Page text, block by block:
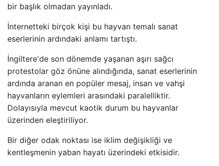
bir başlık olmadan yayınladı.
İnternetteki birçok kişi bu hayvan temalı sanat
eserlerinin ardındaki anlamı tartıştı.
İngiltere'de son dönemde yaşanan aşırı sağcı
protestolar göz önüne alındığında, sanat eserlerinin
ardında aranan en popüler mesaj, insan ve vahşi
hayvanların eylemleri arasındaki paralelliktir.
Dolayısıyla mevcut kaotik durum bu hayvanlar
üzerinden eleştiriliyor.
Bir diğer odak noktası ise iklim değişikliği ve
kentleşmenin yaban hayatı üzerindeki etkisidir.